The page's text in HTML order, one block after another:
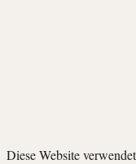
Diese Website